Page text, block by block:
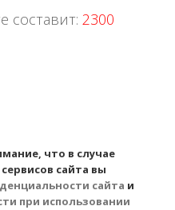
составит: 2300
что в случае
сайта вы
сайта и
при использовании